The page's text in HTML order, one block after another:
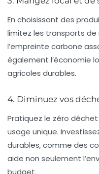
En choisissant des
limitez les transports de
l’empreinte carbone
également l’économie
agricoles durables.
4. Diminuez vos
Pratiquez le zéro déchet
usage unique.
durables, comme des
aide non seulement
budget.